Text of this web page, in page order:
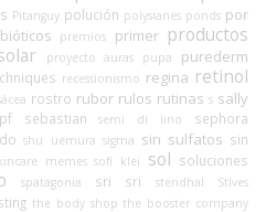
Pitanguy polución polysianes ponds por
premios primer productos
proyecto auras pupa
purederm
recessionismo regina retinol
rostro rubor rulos rutinas s sally
sebastian semi di lino sephora
shu uemura sigma sin sulfatos sin
memes sofí klei sol soluciones
spatagonia sri sri stendhal StIves
the body shop the booster company